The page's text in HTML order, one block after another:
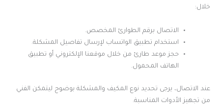
خلال:
الاتصال برقم الطوارئ المخصص.
استخدام تطبيق الواتساب لإرسال تفاصيل المشكلة.
حجز موعد طارئ من خلال موقعنا الإلكتروني أو تطبيق
الهاتف المحمول.
عند الاتصال، يرجى تحديد نوع المكيف والمشكلة بوضوح ليتمكن الفني
من تجهيز الأدوات المناسبة.